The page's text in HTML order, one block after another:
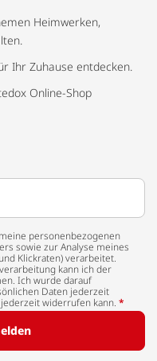
Heimwerken,
Ihr Zuhause entdecken.
Online-Shop
personenbezogenen
sowie zur Analyse meines
Klickraten) verarbeitet.
kann ich der
Ich wurde darauf
Daten jederzeit
widerrufen kann. *